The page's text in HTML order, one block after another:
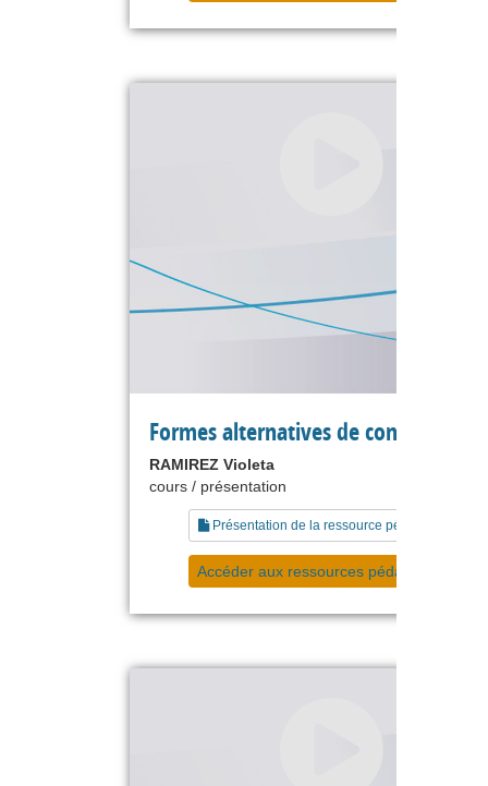
Formes alternatives de
RAMIREZ Violeta
cours / présentation
Présentation de la ressource pédagogique
Accéder aux ressources pédagogiques